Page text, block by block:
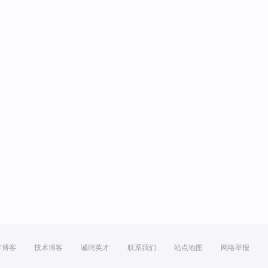
博客 技术博客 诚聘英才 联系我们 站点地图 网络举报